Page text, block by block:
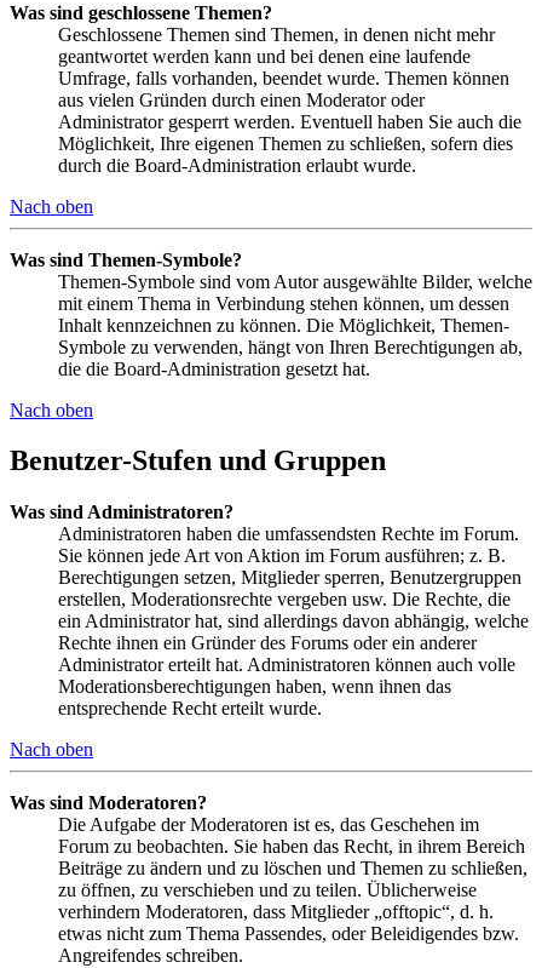
Was sind geschlossene Themen?
Geschlossene Themen sind Themen, in denen nicht mehr
geantwortet werden kann und bei denen eine laufende
Umfrage, falls vorhanden, beendet wurde. Themen können
aus vielen Gründen durch einen Moderator oder
Administrator gesperrt werden. Eventuell haben Sie auch die
Möglichkeit, Ihre eigenen Themen zu schließen, sofern dies
durch die Board-Administration erlaubt wurde.
Nach oben
Was sind Themen-Symbole?
Themen-Symbole sind vom Autor ausgewählte Bilder, welche
mit einem Thema in Verbindung stehen können, um dessen
Inhalt kennzeichnen zu können. Die Möglichkeit, Themen-
Symbole zu verwenden, hängt von Ihren Berechtigungen ab,
die die Board-Administration gesetzt hat.
Nach oben
Benutzer-Stufen und Gruppen
Was sind Administratoren?
Administratoren haben die umfassendsten Rechte im Forum.
Sie können jede Art von Aktion im Forum ausführen; z. B.
Berechtigungen setzen, Mitglieder sperren, Benutzergruppen
erstellen, Moderationsrechte vergeben usw. Die Rechte, die
ein Administrator hat, sind allerdings davon abhängig, welche
Rechte ihnen ein Gründer des Forums oder ein anderer
Administrator erteilt hat. Administratoren können auch volle
Moderationsberechtigungen haben, wenn ihnen das
entsprechende Recht erteilt wurde.
Nach oben
Was sind Moderatoren?
Die Aufgabe der Moderatoren ist es, das Geschehen im
Forum zu beobachten. Sie haben das Recht, in ihrem Bereich
Beiträge zu ändern und zu löschen und Themen zu schließen,
zu öffnen, zu verschieben und zu teilen. Üblicherweise
verhindern Moderatoren, dass Mitglieder „offtopic“, d. h.
etwas nicht zum Thema Passendes, oder Beleidigendes bzw.
Angreifendes schreiben.